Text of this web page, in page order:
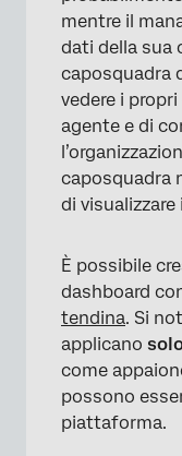
mentre il
dati della sua
caposquadra
vedere i
agente e di
caposquadra
di
È possibile
dashboard
tendina. Si
applicano
come
possono
piattaforma.